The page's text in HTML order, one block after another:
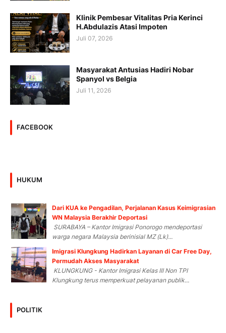
Klinik Pembesar Vitalitas Pria Kerinci
H.Abdulazis Atasi Impoten
Juli 07, 2026
Masyarakat Antusias Hadiri Nobar
Spanyol vs Belgia
Juli 11, 2026
FACEBOOK
HUKUM
Dari KUA ke Pengadilan, Perjalanan Kasus Keimigrasian
WN Malaysia Berakhir Deportasi
SURABAYA – Kantor Imigrasi Ponorogo mendeportasi
warga negara Malaysia berinisial MZ (Lk)...
Imigrasi Klungkung Hadirkan Layanan di Car Free Day,
Permudah Akses Masyarakat
KLUNGKUNG - Kantor Imigrasi Kelas III Non TPI
Klungkung terus memperkuat pelayanan publik...
POLITIK